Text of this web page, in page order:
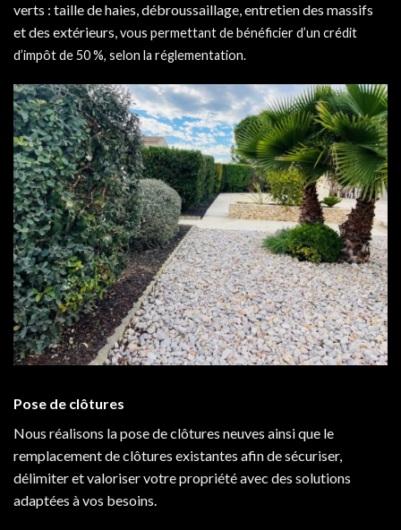
verts : taille de haies, débroussaillage, entretien des massifs
et des extérieurs,vous permettant de bénéficier d’un crédit
d’impôt de 50 %, selon la réglementation.
Pose de clôtures
Nous réalisons la pose de clôtures neuves ainsi que le
remplacement de clôtures existantes afin de sécuriser,
délimiter et valoriser votre propriété avec des solutions
adaptées à vos besoins.